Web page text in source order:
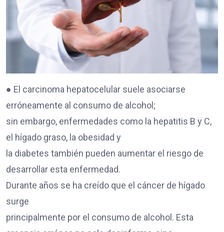
● El carcinoma hepatocelular suele asociarse
erróneamente al consumo de alcohol;
sin embargo, enfermedades como la hepatitis B y C,
el hígado graso, la obesidad y
la diabetes también pueden aumentar el riesgo de
desarrollar esta enfermedad.
Durante años se ha creído que el cáncer de hígado
surge
principalmente por el consumo de alcohol. Esta